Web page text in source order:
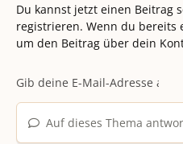
Du kannst jetzt einen Beitrag
registrieren. Wenn du bereits
um den Beitrag über dein
Auf dieses Thema